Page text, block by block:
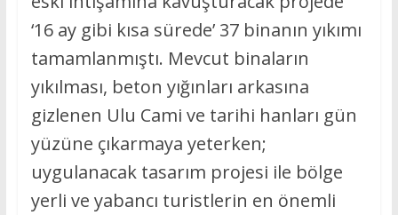
‘16 ay gibi kısa sürede’ 37 binanın yıkımı
tamamlanmıştı. Mevcut binaların
yıkılması, beton yığınları arkasına
gizlenen Ulu Cami ve tarihi hanları gün
yüzüne çıkarmaya yeterken;
uygulanacak tasarım projesi ile bölge
yerli ve yabancı turistlerin en önemli